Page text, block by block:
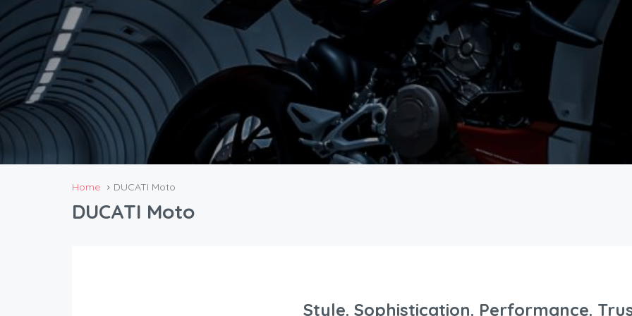
Home DUCATI Moto
DUCATI Moto
Style. Sophistication. Performance.